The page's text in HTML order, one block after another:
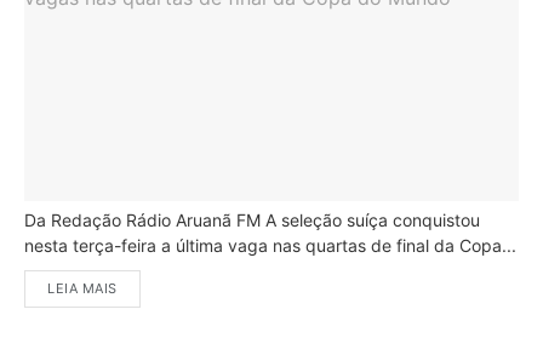
Da Redação Rádio Aruanã FM A seleção suíça conquistou
nesta terça-feira a última vaga nas quartas de final da Copa...
LEIA MAIS